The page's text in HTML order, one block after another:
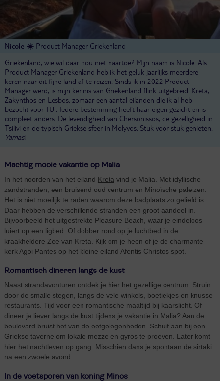
Nicole ☀️ Product Manager Griekenland
Griekenland, wie wil daar nou niet naartoe? Mijn naam is Nicole. Als
Product Manager Griekenland heb ik het geluk jaarlijks meerdere
keren naar dit fijne land af te reizen. Sinds ik in 2022 Product
Manager werd, is mijn kennis van Griekenland flink uitgebreid. Kreta,
Zakynthos en Lesbos: zomaar een aantal eilanden die ik al heb
bezocht voor TUI. Iedere bestemming heeft haar eigen gezicht en is
compleet anders. De levendigheid van Chersonissos, de gezelligheid in
Tsilivi en de typisch Griekse sfeer in Molyvos. Stuk voor stuk genieten.
Yamas!
Machtig mooie vakantie op Malia
In het noorden van het eiland Kreta vind je Malia. Met idyllische
zandstranden, een bruisend oud centrum en Minoïsche paleizen.
Het is niet moeilijk te raden waarom deze badplaats zo geliefd is.
Daar hebben de verschillende stranden een groot aandeel in.
Bijvoorbeeld het uitgestrekte Pleasure Beach, waar je eindeloos
luiert op een ligbed. Of dobber rond op je luchtbed in de
kraakheldere Zee van Kreta. Kijk om je heen of je de charmante
kerk Agoi Pantes op het kleine eiland Afentis Christos spot.
Romantisch dineren langs de kust
Naast strandavonturen ontdek je hier het gezellige centrum. Struin
door de smalle stegen, langs de vele winkels, boetiekjes en knusse
restaurants. Tijd voor een romantische maaltijd bij kaarslicht. Of
dineer je liever langs de kust tijdens je vakantie in Malia? Aan de
boulevard bruist het van de eetgelegenheden. Schuif aan bij een
Griekse taverne om lokale mezze en gyros te proeven. Later komt
hier het nachtleven op gang. Misschien dans je spontaan de sirtaki
na een zwoele avond.
In de voetsporen van koning Minos